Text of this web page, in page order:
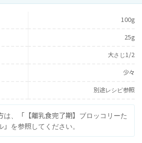
100g
25g
大さじ1/2
少々
別途レシピ参照
は、「 【離乳食完了期】ブロッコリーた
」を参照してください。